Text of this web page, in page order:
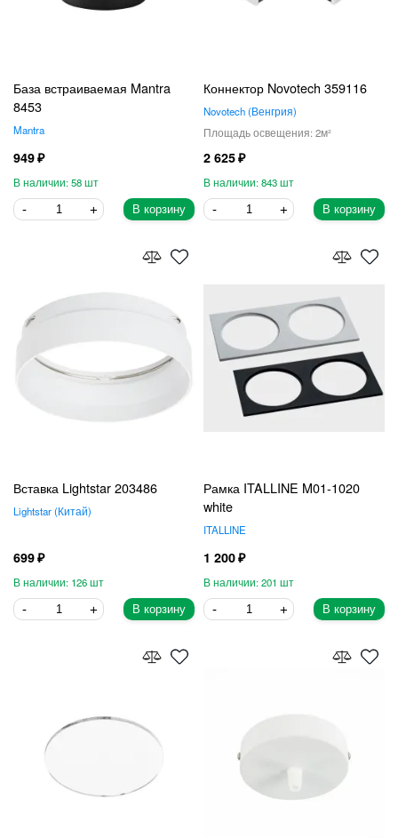
База встраиваемая Mantra
8453
Mantra
949
58
В корзину
Коннектор Novotech 359116
Novotech Венгрия
2
2 625
843
В корзину
Вставка Lightstar 203486
Lightstar Китай
699
126
В корзину
Рамка ITALLINE M01-1020
white
ITALLINE
1 200
201
В корзину